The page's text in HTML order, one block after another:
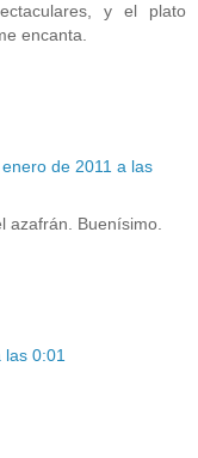
y el plato
encanta.
de 2011 a las
azafrán. Buenísimo.
0:01